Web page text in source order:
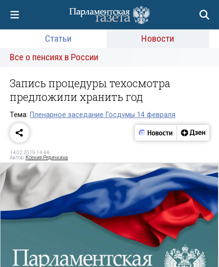
Статьи
Новости
Все о пенсиях в России
Запись процедуры техосмотра
предложили хранить год
Тема: Пленарное заседание Госдумы 14 февраля
14.02.2019 14:44
Автор: Ксения Редичкина